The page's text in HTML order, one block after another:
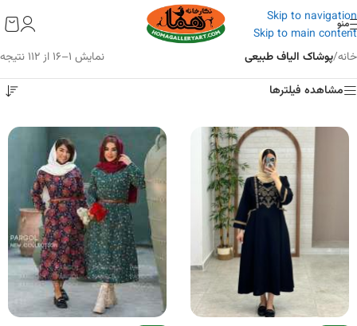
محتوا
Skip to navigation
Skip to main content
منو
خانه/پوشاک الیاف طبیعی
نمایش 1–16 از 112 نتیجه
مشاهده فیلترها